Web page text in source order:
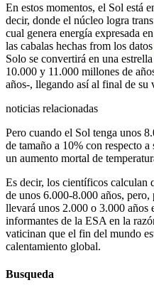
En estos momentos, el Sol está
decir, donde el núcleo logra
cual genera energía expresada
las cabalas hechas from los datos
Solo se convertirá en una
10.000 y 11.000 millones de
años-, llegando así al final de su
noticias relacionadas
Pero cuando el Sol tenga unos
de tamaño a 10% con respecto
un aumento mortal de
Es decir, los científicos calculan
de unos 6.000-8.000 años,
llevará unos 2.000 o 3.000 años
informantes de la ESA en la
vaticinan que el fin del mundo
calentamiento global.
Busqueda